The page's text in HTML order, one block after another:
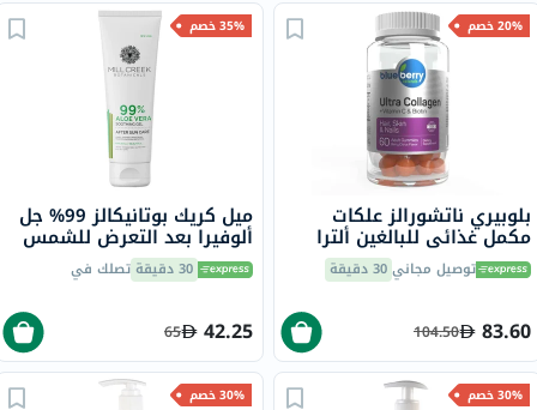
20% خصم
بلوبيري ناتشورالز علكات
مكمل غذائي للبالغين ألترا
كولاجين + فيتامين سي
وبيوتين، حزمة 60
توصيل مجاني30 دقيقة
83.60
104.50
35% خصم
ميل كريك بوتانيكالز 99% جل
ألوفيرا بعد التعرض للشمس
236 مل 30 دقيقة تصلك في
42.25
65
30% خصم 30% خصم